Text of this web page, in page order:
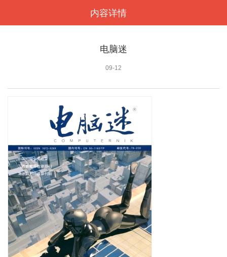
内容详情
电脑迷
09-12